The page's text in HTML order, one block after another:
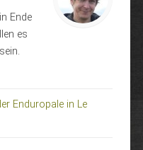
Ende
es
Enduropale in Le